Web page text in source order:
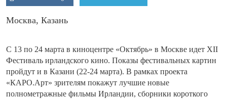
Москва, Казань
С 13 по 24 марта в киноцентре «Октябрь» в Москве идет XII
Фестиваль ирландского кино. Показы фестивальных картин
пройдут и в Казани (22-24 марта). В рамках проекта
«КАРО.Арт» зрителям покажут лучшие новые
полнометражные фильмы Ирландии, сборники короткого